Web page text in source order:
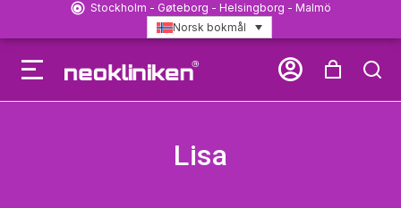
Stockholm - Gøteborg - Helsingborg - Malmö
Norsk bokmål
Lisa